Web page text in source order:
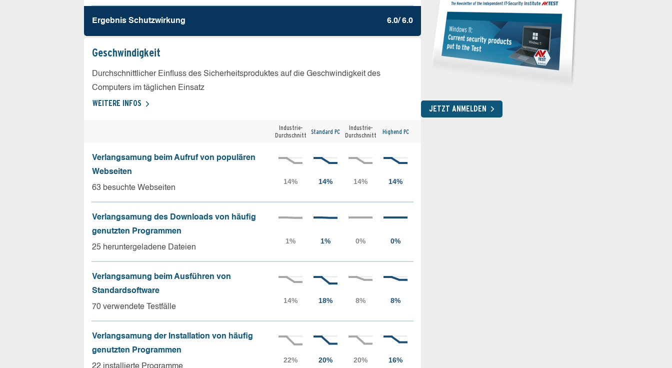
Ergebnis Schutz­wirkung 6.0/ 6.0
Geschw­indigkeit
Durchschnittlicher Einfluss des Sicherheitsproduktes auf die Geschwindigkeit des
Computers im täglichen Einsatz
WEITERE INFOS
Industrie-
Durchschnitt
Standard PC
Industrie-
Durchschnitt
Highend PC
Verlangsamung beim Aufruf von populären
Webseiten
63 besuchte Webseiten
Verlangsamung des Downloads von häufig
genutzten Programmen
25 heruntergeladene Dateien
Verlangsamung beim Ausführen von
Standardsoftware
70 verwendete Testfälle
Verlangsamung der Installation von häufig
genutzten Programmen
22 installierte Programme
JETZT ANMELDEN